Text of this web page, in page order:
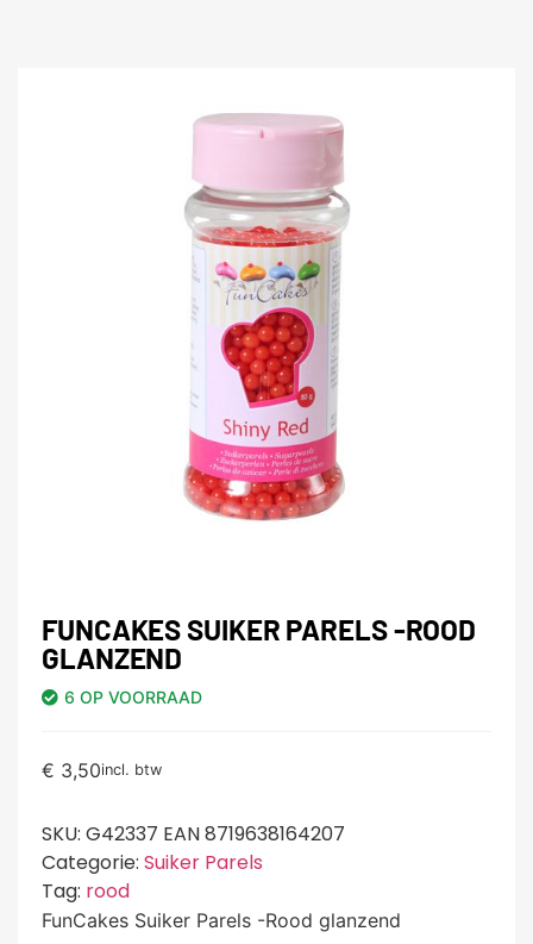
FUNCAKES SUIKER PARELS -ROOD
GLANZEND
6 OP VOORRAAD
€ 3,50incl. btw
SKU: G42337 EAN 8719638164207
Categorie: Suiker Parels
Tag: rood
FunCakes Suiker Parels -Rood glanzend